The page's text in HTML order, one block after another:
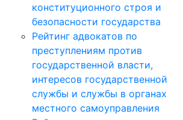
конституционного строя и
безопасности государства
Рейтинг адвокатов по
преступлениям против
государственной власти,
интересов государственной
службы и службы в органах
местного самоуправления